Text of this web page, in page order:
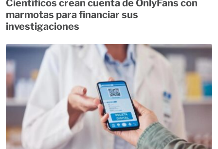
Científicos crean cuenta de OnlyFans con
marmotas para financiar sus
investigaciones